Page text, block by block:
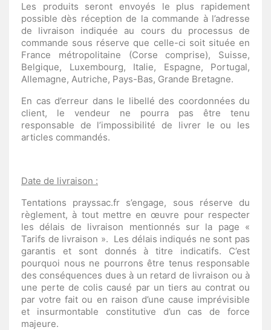
Les produits seront envoyés le plus rapidement
possible dès réception de la commande à l’adresse
de livraison indiquée au cours du processus de
commande sous réserve que celle-ci soit située en
France métropolitaine (Corse comprise), Suisse,
Belgique, Luxembourg, Italie, Espagne, Portugal,
Allemagne, Autriche, Pays-Bas, Grande Bretagne.
En cas d’erreur dans le libellé des coordonnées du
client, le vendeur ne pourra pas être tenu
responsable de l’impossibilité de livrer le ou les
articles commandés.
Date de livraison :
Tentations prayssac.fr s’engage, sous réserve du
règlement, à tout mettre en œuvre pour respecter
les délais de livraison mentionnés sur la page «
Tarifs de livraison ». Les délais indiqués ne sont pas
garantis et sont donnés à titre indicatifs. C’est
pourquoi nous ne pourrons être tenus responsable
des conséquences dues à un retard de livraison ou à
une perte de colis causé par un tiers au contrat ou
par votre fait ou en raison d’une cause imprévisible
et insurmontable constitutive d’un cas de force
majeure.